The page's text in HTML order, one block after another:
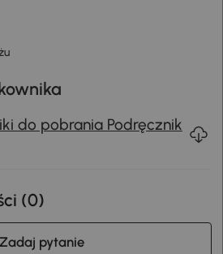
do pobrania Podręcznik
(0)
Zadaj pytanie